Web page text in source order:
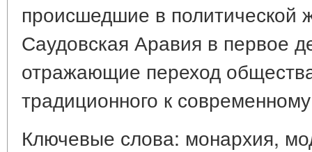
происшедшие в политической
Саудовская Аравия в первое
отражающие переход
традиционного к
Ключевые слова: монархия,